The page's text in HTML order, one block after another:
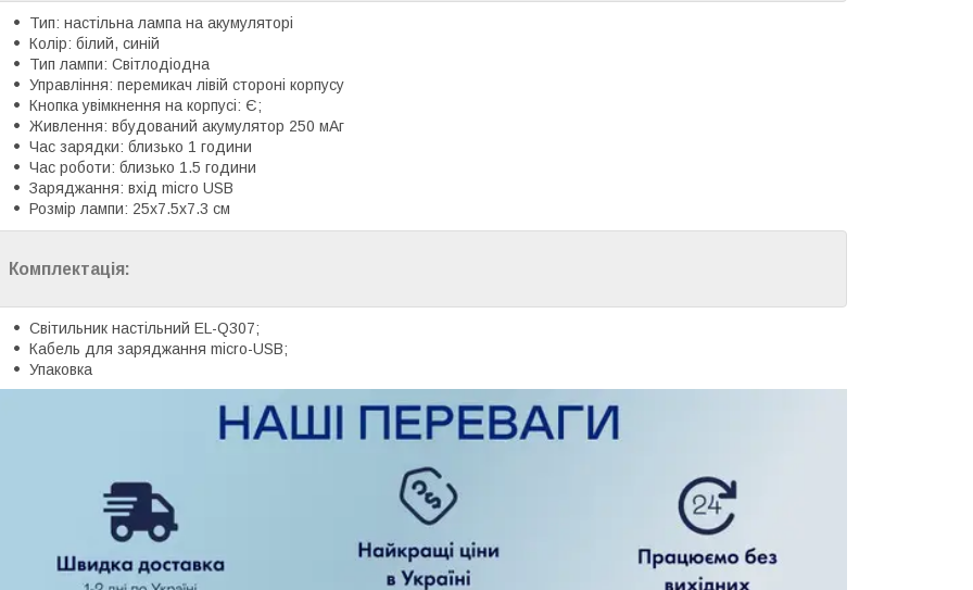
Тип: настільна лампа на акумуляторі
Колір: білий, синій
Тип лампи: Світлодіодна
Управління: перемикач лівій стороні корпусу
Кнопка увімкнення на корпусі: Є;
Живлення: вбудований акумулятор 250 мАг
Час зарядки: близько 1 години
Час роботи: близько 1.5 години
Заряджання: вхід micro USB
Розмір лампи: 25x7.5x7.3 см
Комплектація:
Світильник настільний EL-Q307;
Кабель для заряджання micro-USB;
Упаковка